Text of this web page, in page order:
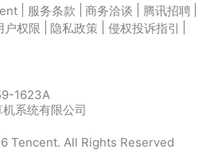
服务条款 商务洽谈 腾讯招聘
户权限 隐私政策 侵权投诉指引
1623A
系统有限公司
Tencent. All Rights Reserved